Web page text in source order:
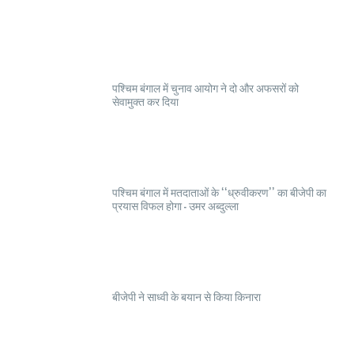
पश्चिम बंगाल में चुनाव आयोग ने दो और अफसरों को
सेवामुक्त कर दिया
पश्चिम बंगाल में मतदाताओं के ‘‘ध्रुवीकरण’’ का बीजेपी का
प्रयास विफल होगा - उमर अब्दुल्ला
बीजेपी ने साध्वी के बयान से किया किनारा